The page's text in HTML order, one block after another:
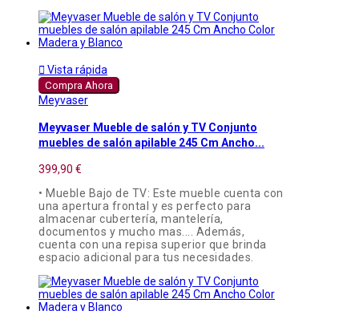
 Vista rápida
Compra Ahora
Meyvaser
Meyvaser Mueble de salón y TV Conjunto
muebles de salón apilable 245 Cm Ancho...
399,90 €
• Mueble Bajo de TV: Este mueble cuenta con
una apertura frontal y es perfecto para
almacenar cubertería, mantelería,
documentos y mucho mas.... Además,
cuenta con una repisa superior que brinda
espacio adicional para tus necesidades.